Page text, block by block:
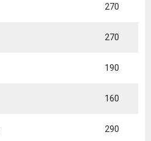
270
270
190
160
290